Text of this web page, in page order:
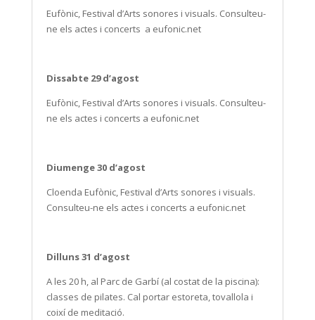
Eufònic, Festival d’Arts sonores i visuals. Consulteu-
ne els actes i concerts a eufonic.net
Dissabte 29 d’agost
Eufònic, Festival d’Arts sonores i visuals. Consulteu-
ne els actes i concerts a eufonic.net
Diumenge 30 d’agost
Cloenda Eufònic, Festival d’Arts sonores i visuals.
Consulteu-ne els actes i concerts a eufonic.net
Dilluns 31 d’agost
A les 20 h, al Parc de Garbí (al costat de la piscina):
classes de pilates. Cal portar estoreta, tovallola i
coixí de meditació.